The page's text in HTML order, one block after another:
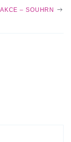
– SOUHRN